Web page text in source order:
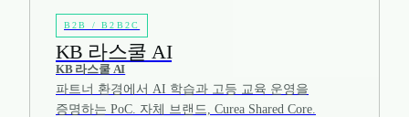
B2B / B2B2C
KB 라스쿨 AI
KB 라스쿨 AI
파트너 환경에서 AI 학습과 고등 교육 운영을
증명하는 PoC. 자체 브랜드, Curea Shared Core.